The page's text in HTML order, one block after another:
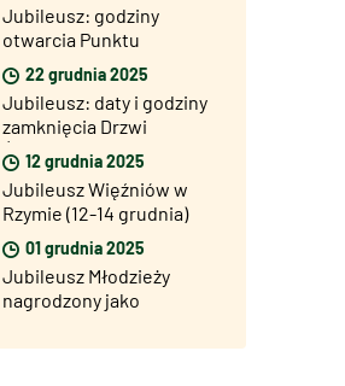
Jubileusz: godziny
otwarcia Punktu
Informacyjnego
Jubileuszu (InfoPoint) w
okresie
bożonarodzeniowym
22 grudnia 2025
Jubileusz: daty i godziny
zamknięcia Drzwi
Świętych
12 grudnia 2025
Jubileusz Więźniów w
Rzymie (12-14 grudnia)
01 grudnia 2025
Jubileusz Młodzieży
nagrodzony jako
Roku na Best Event